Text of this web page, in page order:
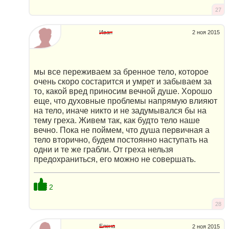
27
2 ноя 2015
Иван
мы все переживаем за бренное тело, которое
очень скоро состарится и умрет и забываем за
то, какой вред приносим вечной душе. Хорошо
еще, что духовные проблемы напрямую влияют
на тело, иначе никто и не задумывался бы на
тему греха. Живем так, как будто тело наше
вечно. Пока не поймем, что душа первичная а
тело вторично, будем постоянно наступать на
одни и те же грабли. От греха нельзя
предохраниться, его можно не совершать.
2
28
2 ноя 2015
Елена